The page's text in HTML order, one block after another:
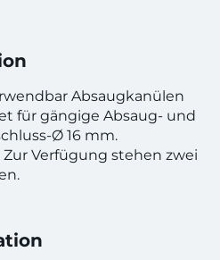
Absaugkanülen
für gängige Absaug- und
Ø 16 mm.
Zur Verfügung stehen zwei